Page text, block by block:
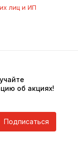
лиц и ИП
об акциях!
Подписаться